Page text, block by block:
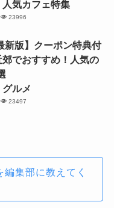
気カフェ特集
23996
新版】クーポン特典付
郊でおすすめ！人気の
ルメ
23497
集部に教えてく